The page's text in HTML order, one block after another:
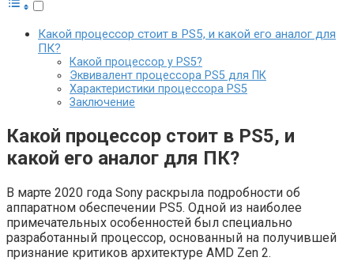
Какой процессор стоит в PS5, и какой его аналог для
ПК?
Какой процессор у PS5?
Эквивалент процессора PS5 для ПК
Характеристики процессора PS5
Заключение
Какой процессор стоит в PS5, и
какой его аналог для ПК?
В марте 2020 года Sony раскрыла подробности об
аппаратном обеспечении PS5. Одной из наиболее
примечательных особенностей был специально
разработанный процессор, основанный на получившей
признание критиков архитектуре AMD Zen 2.